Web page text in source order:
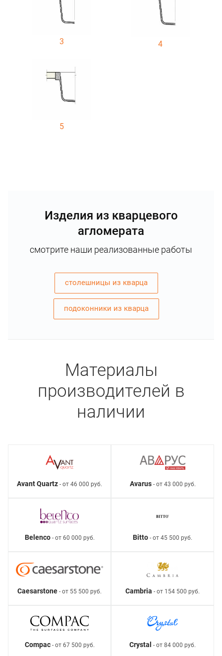
3 4
5
Изделия из кварцевого
агломерата
смотрите наши реализованные работы
столешницы из кварца
подоконники из кварца
Материалы
производителей в
наличии
Avant Quartz - от 46 000 руб. Avarus- от 43 000 руб.
Belenco- от 60 000 руб. Bitto - от 45 500 руб.
Caesarstone - от 55 500 руб. Cambria - от 154 500 руб.
Compac- от 67 500 руб. Crystal - от 84 000 руб.